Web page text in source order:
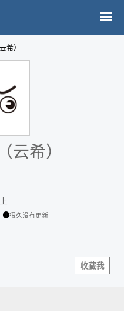
希）
云希）
很久没有更新
收藏我